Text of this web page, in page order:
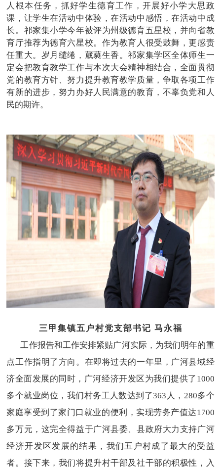
人根本任务，抓好学生德育工作，开展好小学大思政
课，让学生在活动中体验，在活动中感悟，在活动中成
长。祁家集小学今年被评为州级德育五星校，并向省教
育厅推荐为德育六星校。作为教育人很受鼓舞，更感责
任重大。岁月缱绻，葳蕤生香。祁家集学区全体师生一
定会把教育教学工作与本次大会精神相结合，全面贯彻
党的教育方针、努力提升教育教学质量，争取各项工作
有新的进步，努力办好人民满意的教育，不辜负党和人
民的期许。
三甲集镇五户村党支部书记 马永福
工作报告和工作安排紧贴广河实际，为我们明年的重
点工作指明了方向。在即将过去的一年里，广河县域经
济全面发展的同时，广河经济开发区为我们提供了1000
多个就业岗位，我们村务工人数达到了363人，280多个
家庭享受到了家门口就业的便利，实现劳务产值达1700
多万元，这完全得益于广河县委、县政府大力支持广河
经济开发区发展的结果，我们五户村成了最大的受益
者。接下来，我们将提升村干部及社干部的积极性，入